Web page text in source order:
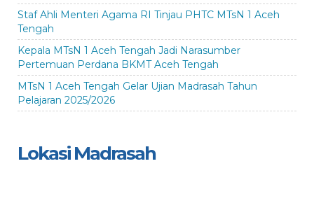
Staf Ahli Menteri Agama RI Tinjau PHTC MTsN 1 Aceh
Tengah
Kepala MTsN 1 Aceh Tengah Jadi Narasumber
Pertemuan Perdana BKMT Aceh Tengah
MTsN 1 Aceh Tengah Gelar Ujian Madrasah Tahun
Pelajaran 2025/2026
Lokasi Madrasah